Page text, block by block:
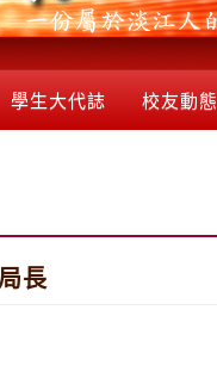
學生大代誌 校友動態
長